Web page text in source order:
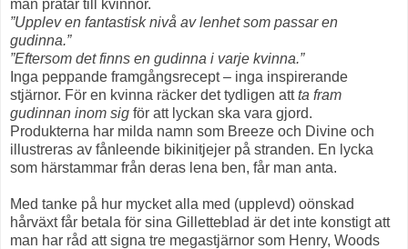
man pratar till kvinnor.
”Upplev en fantastisk nivå av lenhet som passar en
gudinna.”
”Eftersom det finns en gudinna i varje kvinna.”
Inga peppande framgångsrecept – inga inspirerande
stjärnor. För en kvinna räcker det tydligen attta fram
gudinnan inom sig för att lyckan ska vara gjord.
Produkterna har milda namn som Breeze och Divine och
illustreras av fånleende bikinitjejer på stranden. En lycka
som härstammar från deras lena ben, får man anta.
Med tanke på hur mycket alla med (upplevd) oönskad
hårväxt får betala för sina Gilletteblad är det inte konstigt att
man har råd att signa tre megastjärnor som Henry, Woods